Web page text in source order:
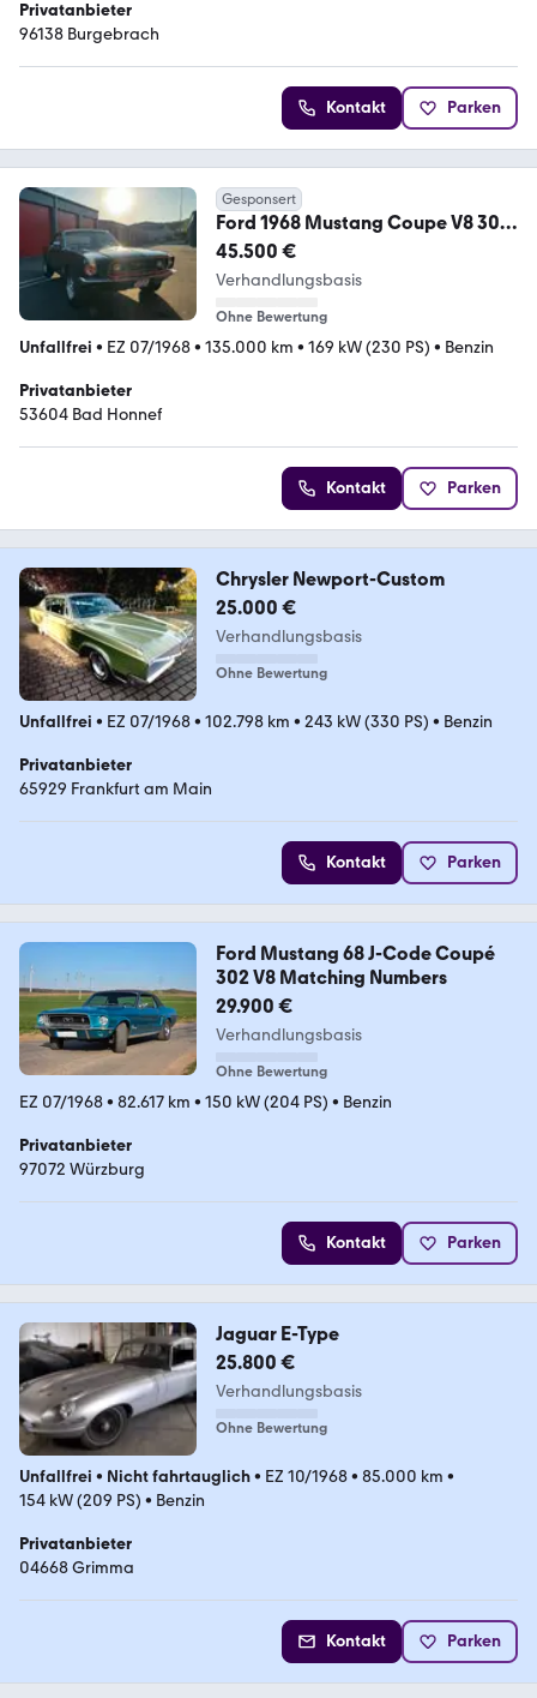
Privatanbieter
96138 Burgebrach
Kontakt Parken
Gesponsert
Ford 1968 Mustang Coupe V8 302
5.0L
45.500 €
Verhandlungsbasis
Ohne Bewertung
Unfallfrei • EZ 07/1968• 135.000 km • 169 kW (230 PS) • Benzin
Privatanbieter
53604 Bad Honnef
Kontakt Parken
Chrysler Newport-Custom
25.000 €
Verhandlungsbasis
Ohne Bewertung
Unfallfrei • EZ 07/1968• 102.798 km • 243 kW (330 PS) • Benzin
Privatanbieter
65929 Frankfurt am Main
Kontakt Parken
Ford Mustang 68 J-Code Coupé
302 V8 Matching Numbers
29.900 €
Verhandlungsbasis
Ohne Bewertung
EZ 07/1968• 82.617 km • 150 kW (204 PS) • Benzin
Privatanbieter
97072 Würzburg
Kontakt Parken
Jaguar E-Type
25.800 €
Verhandlungsbasis
Ohne Bewertung
Unfallfrei • Nicht fahrtauglich• EZ 10/1968• 85.000 km •
154 kW (209 PS) • Benzin
Privatanbieter
04668 Grimma
Kontakt Parken